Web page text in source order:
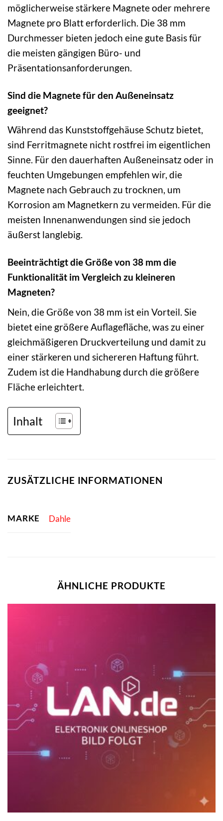
möglicherweise stärkere Magnete oder mehrere
Magnete pro Blatt erforderlich. Die 38 mm
Durchmesser bieten jedoch eine gute Basis für
die meisten gängigen Büro- und
Präsentationsanforderungen.
Sind die Magnete für den Außeneinsatz
geeignet?
Während das Kunststoffgehäuse Schutz bietet,
sind Ferritmagnete nicht rostfrei im eigentlichen
Sinne. Für den dauerhaften Außeneinsatz oder in
feuchten Umgebungen empfehlen wir, die
Magnete nach Gebrauch zu trocknen, um
Korrosion am Magnetkern zu vermeiden. Für die
meisten Innenanwendungen sind sie jedoch
äußerst langlebig.
Beeinträchtigt die Größe von 38 mm die
Funktionalität im Vergleich zu kleineren
Magneten?
Nein, die Größe von 38 mm ist ein Vorteil. Sie
bietet eine größere Auflagefläche, was zu einer
gleichmäßigeren Druckverteilung und damit zu
einer stärkeren und sichereren Haftung führt.
Zudem ist die Handhabung durch die größere
Fläche erleichtert.
Inhalt
ZUSÄTZLICHE INFORMATIONEN
MARKE Dahle
ÄHNLICHE PRODUKTE